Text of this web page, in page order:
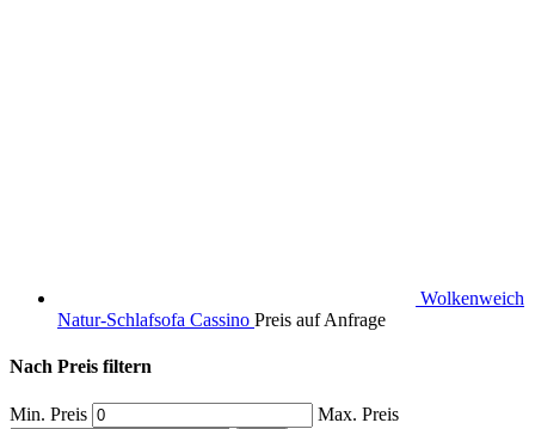
Wolkenweich
Natur-Schlafsofa Cassino Preis auf Anfrage
Nach Preis filtern
Min. Preis Max. Preis